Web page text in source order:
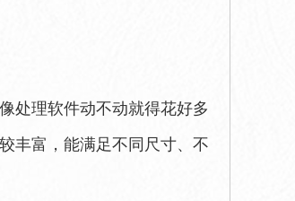
处理软件动不动就得花好多
丰富，能满足不同尺寸、不